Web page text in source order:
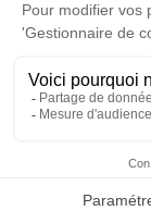
Faire-
Cérémonie
Église
66200